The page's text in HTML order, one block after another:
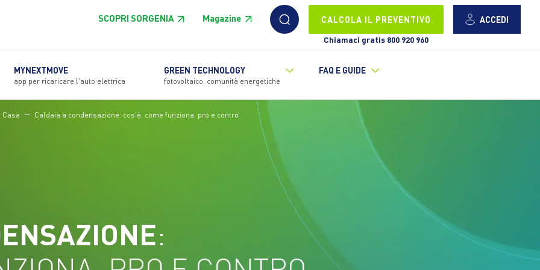
SCOPRI SORGENIA Magazine CALCOLA IL PREVENTIVO
Chiamaci gratis 800 920 960
ACCEDI
MYNEXTMOVE
app per ricaricare l'auto elettrica
GREEN TECHNOLOGY
fotovoltaico, comunità energetiche
FAQ E GUIDE
Casa Caldaia a condensazione: cos'è, come funziona, pro e contro
: